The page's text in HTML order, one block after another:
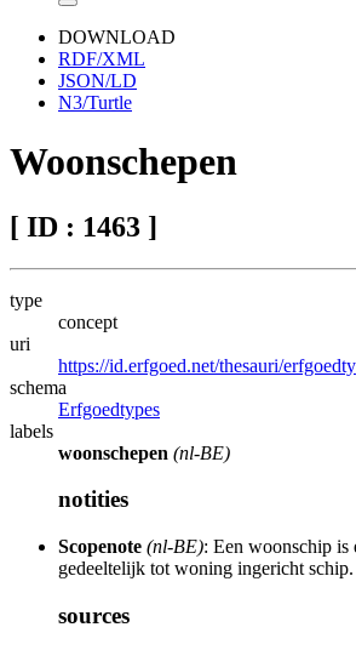
DOWNLOAD
RDF/XML
JSON/LD
N3/Turtle
Woonschepen
[ ID : 1463 ]
type
concept
uri
https://id.erfgoed.net/thesauri/
schema
Erfgoedtypes
labels
woonschepen (nl-BE)
notities
Scopenote (nl-BE): Een woonschip is
gedeeltelijk tot woning ingericht schip.
sources